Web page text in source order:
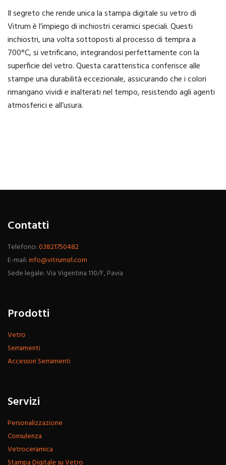
Il segreto che rende unica la stampa digitale su vetro di
Vitrum è l’impiego di inchiostri ceramici speciali. Questi
inchiostri, una volta sottoposti al processo di tempra a
700°C, si vetrificano, integrandosi perfettamente con la
superficie del vetro. Questa caratteristica conferisce alle
stampe una durabilità eccezionale, assicurando che i colori
rimangano vividi e inalterati nel tempo, resistendo agli agenti
atmosferici e all’usura.
Contatti
Telefono:03821750482
E-mail:info@vitrumsrl.com
Sede legale: Via Vigentina 110/F, Pavia
Prodotti
Vetro
Serramenti
Accessori Serramenti
Servizi
Personalizzazione
Consulenza
Vetroceramica